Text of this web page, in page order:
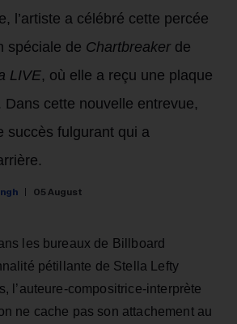
l’artiste a célébré cette percée
spéciale de Chartbreaker de
LIVE, où elle a reçu une plaque
Dans cette nouvelle entrevue,
succès fulgurant qui a
05 August
les bureaux de Billboard
pétillante de Stella Lefty
l’auteure-compositrice-interprète
ne cache pas son attachement au